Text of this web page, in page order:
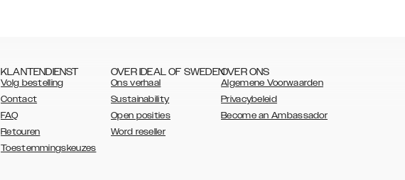
KLANTENDIENST
Volg bestelling
Contact
FAQ
Retouren
Toestemmingskeuzes
OVER IDEAL OF SWEDEN
Ons verhaal
Sustainability
Open posities
Word reseller
OVER ONS
Algemene Voorwaarden
Privacybeleid
Become an Ambassador
AUSTRALIA